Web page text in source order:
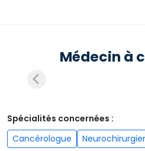
Médecin à
Spécialités concernées :
Cancérologue